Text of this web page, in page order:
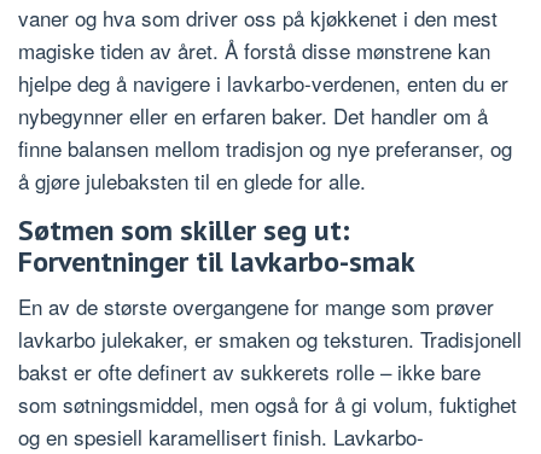
vaner og hva som driver oss på kjøkkenet i den mest
magiske tiden av året. Å forstå disse mønstrene kan
hjelpe deg å navigere i lavkarbo-verdenen, enten du er
nybegynner eller en erfaren baker. Det handler om å
finne balansen mellom tradisjon og nye preferanser, og
å gjøre julebaksten til en glede for alle.
Søtmen som skiller seg ut:
Forventninger til lavkarbo-smak
En av de største overgangene for mange som prøver
lavkarbo julekaker, er smaken og teksturen. Tradisjonell
bakst er ofte definert av sukkerets rolle – ikke bare
som søtningsmiddel, men også for å gi volum, fuktighet
og en spesiell karamellisert finish. Lavkarbo-